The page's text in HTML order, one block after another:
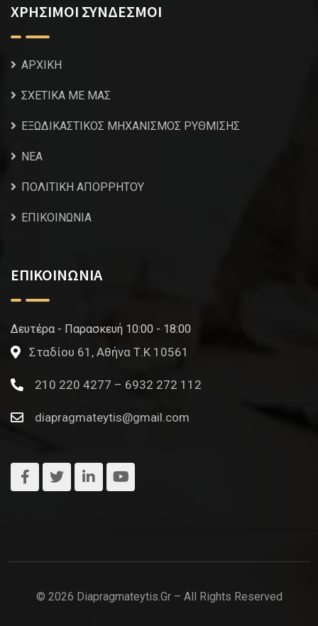
ΧΡΗΣΙΜΟΙ ΣΥΝΔΕΣΜΟΙ
ΑΡΧΙΚΗ
ΣΧΕΤΙΚΑ ΜΕ ΜΑΣ
ΕΞΩΔΙΚΑΣΤΙΚΟΣ ΜΗΧΑΝΙΣΜΟΣ ΡΥΘΜΙΣΗΣ
NEA
ΠΟΛΙΤΙΚΗ ΑΠΟΡΡΗΤΟΥ
ΕΠΙΚΟΙΝΩΝΙΑ
ΕΠΙΚΟΙΝΩΝΙΑ
Δευτέρα - Παρασκευή 10:00 - 18:00
Σταδίου 61, Αθήνα Τ.Κ 10561
210 220 4277 – 6932 272 112
diapragmateytis@gmail.com
© 2026 Diapragmateytis.gr – All Rights Reserved